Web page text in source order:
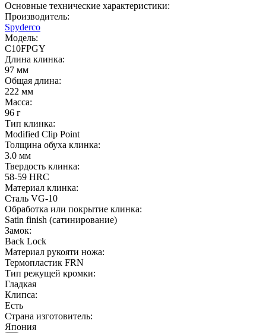
Основные технические характеристики:
Производитель:
Spyderco
Модель:
C10FPGY
Длина клинка:
97 мм
Общая длина:
222 мм
Масса:
96 г
Тип клинка:
Modified Clip Point
Толщина обуха клинка:
3.0 мм
Твердость клинка:
58-59 HRC
Материал клинка:
Сталь VG-10
Обработка или покрытие клинка:
Satin finish (cатинирование)
Замок:
Back Lock
Материал рукояти ножа:
Термопластик FRN
Тип режущей кромки:
Гладкая
Клипса:
Есть
Страна изготовитель:
Япония